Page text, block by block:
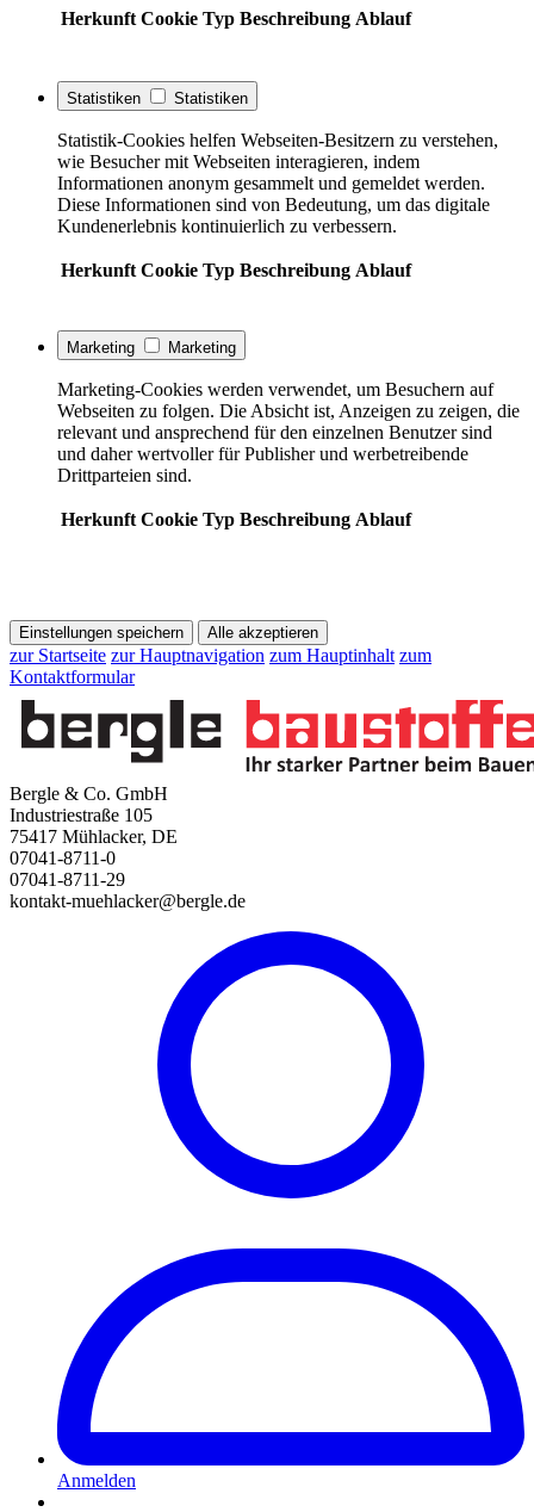
Herkunft Cookie Typ Beschreibung Ablauf
Statistiken Statistiken
Statistik-Cookies helfen Webseiten-Besitzern zu verstehen,
wie Besucher mit Webseiten interagieren, indem
Informationen anonym gesammelt und gemeldet werden.
Diese Informationen sind von Bedeutung, um das digitale
Kundenerlebnis kontinuierlich zu verbessern.
Herkunft Cookie Typ Beschreibung Ablauf
Marketing Marketing
Marketing-Cookies werden verwendet, um Besuchern auf
Webseiten zu folgen. Die Absicht ist, Anzeigen zu zeigen, die
relevant und ansprechend für den einzelnen Benutzer sind
und daher wertvoller für Publisher und werbetreibende
Drittparteien sind.
Herkunft Cookie Typ Beschreibung Ablauf
Einstellungen speichern Alle akzeptieren
zur Startseite zur Hauptnavigation zum Hauptinhalt zum
Kontaktformular
Bergle & Co. GmbH
Industriestraße 105
75417 Mühlacker, DE
07041-8711-0
07041-8711-29
kontakt-muehlacker@bergle.de
Anmelden